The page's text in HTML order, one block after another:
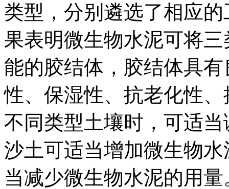
类型，分别遴选了相应
果表明微生物水泥可将
能的胶结体，胶结体具
性、保湿性、抗老化性
不同类型土壤时，可适
沙土可适当增加微生物
当减少微生物水泥的用